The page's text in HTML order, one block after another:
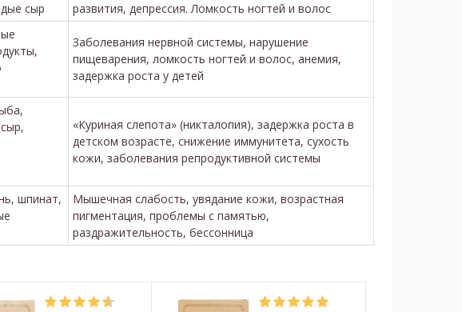
сыр
развития, депрессия. Ломкость ногтей и волос
Заболевания нервной системы, нарушение
пищеварения, ломкость ногтей и волос, анемия,
задержка роста у детей
«Куриная слепота» (никталопия), задержка роста в
детском возрасте, снижение иммунитета, сухость
кожи, заболевания репродуктивной системы
шпинат,
Мышечная слабость, увядание кожи, возрастная
пигментация, проблемы с памятью,
раздражительность, бессонница